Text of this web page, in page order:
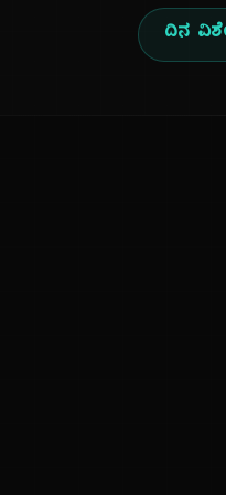
ದಿನ